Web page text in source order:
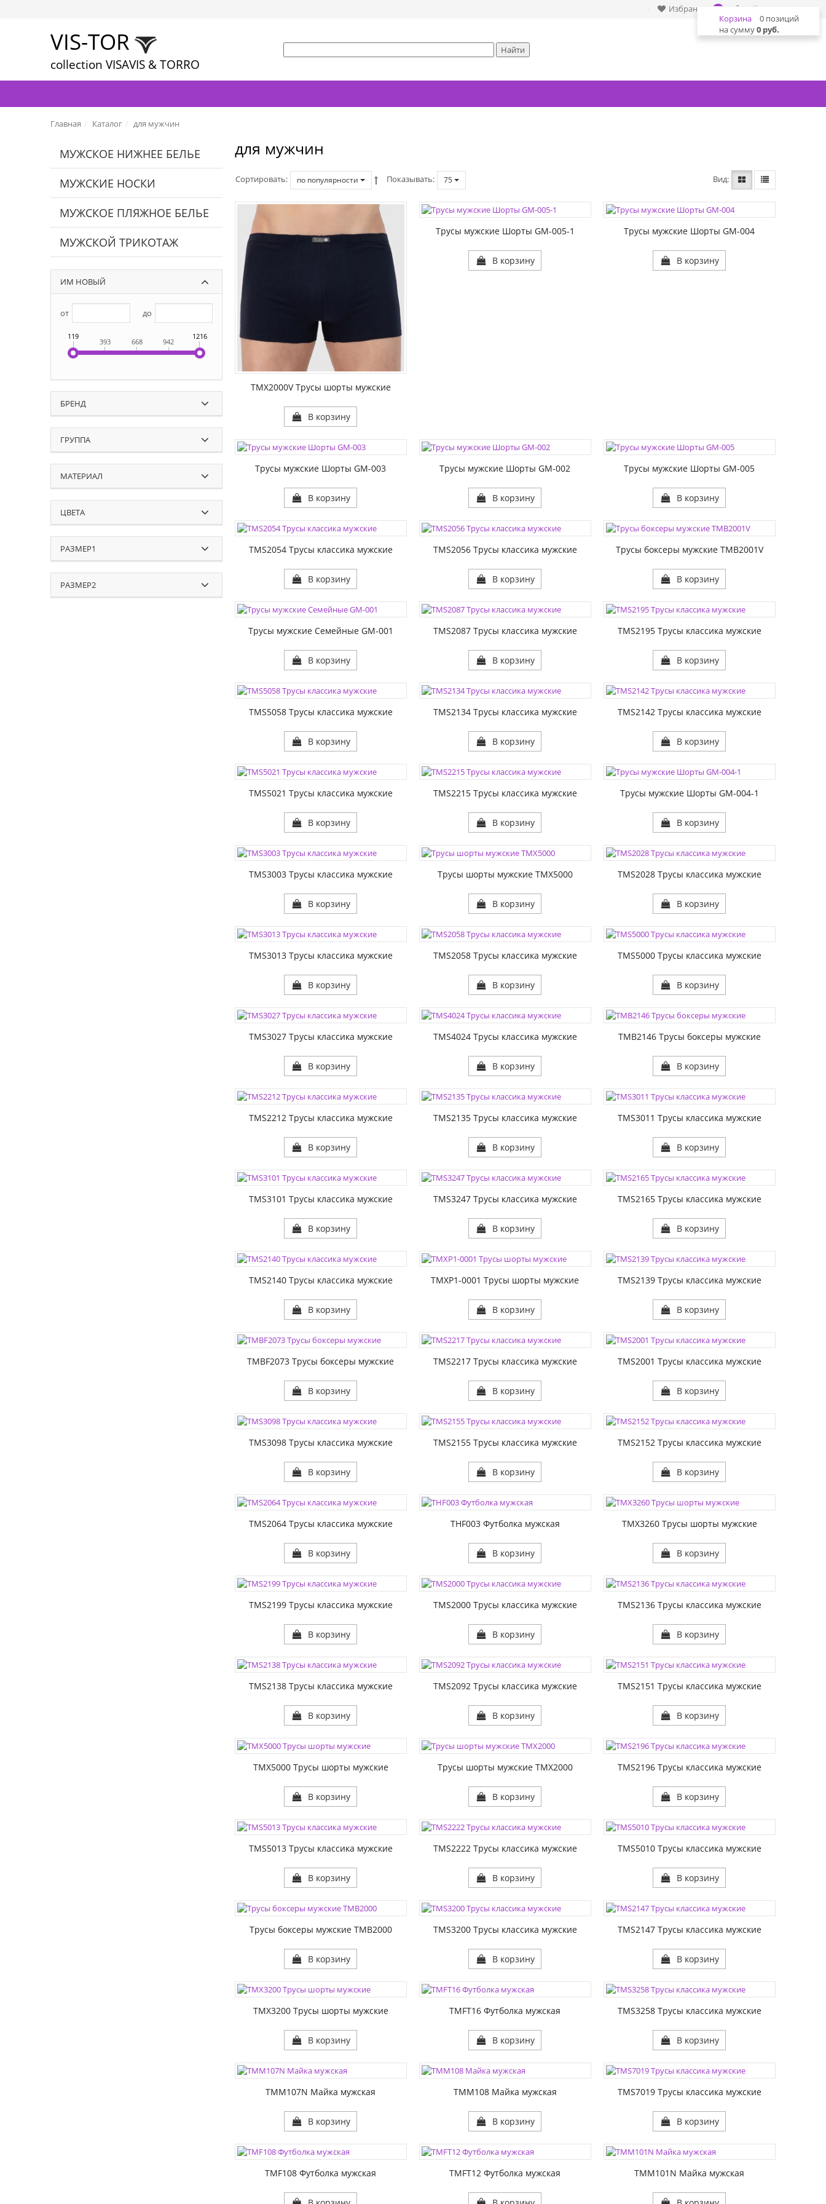
Войти
Избранное 0
VIS-TOR
collection VISAVIS & TORRO
Корзина
0 позиций
на сумму0 руб.
Главная Каталог для мужчин
для мужчин
МУЖСКОЕ НИЖНЕЕ БЕЛЬЕ
МУЖСКИЕ НОСКИ
МУЖСКОЕ ПЛЯЖНОЕ БЕЛЬЕ
МУЖСКОЙ ТРИКОТАЖ
ИМ НОВЫЙ
от до
119
393 668 942
1216
БРЕНД
ГРУППА
МАТЕРИАЛ
ЦВЕТА
РАЗМЕР1
РАЗМЕР2
Сортировать по популярности Показывать 75 Вид
TMX2000V Трусы шорты мужские
В корзину
РАЗМЕР1:
Трусы мужские Шорты GM-005-1
В корзину
РАЗМЕР1:
Трусы мужские Шорты GM-004
В корзину
РАЗМЕР1:
Трусы мужские Шорты GM-003
В корзину
РАЗМЕР1:
Трусы мужские Шорты GM-002
В корзину
РАЗМЕР1:
Трусы мужские Шорты GM-005
В корзину
РАЗМЕР1:
TMS2054 Трусы классика мужские
В корзину
РАЗМЕР1:
TMS2056 Трусы классика мужские
В корзину
РАЗМЕР1:
Трусы боксеры мужские TMB2001V
В корзину
РАЗМЕР1:
Трусы мужские Семейные GM-001
В корзину
РАЗМЕР1:
TMS2087 Трусы классика мужские
В корзину
РАЗМЕР1:
TMS2195 Трусы классика мужские
В корзину
РАЗМЕР1:
TMS5058 Трусы классика мужские
В корзину
РАЗМЕР1:
TMS2134 Трусы классика мужские
В корзину
РАЗМЕР1:
TMS2142 Трусы классика мужские
В корзину
РАЗМЕР1:
TMS5021 Трусы классика мужские
В корзину
РАЗМЕР1:
TMS2215 Трусы классика мужские
В корзину
РАЗМЕР1:
Трусы мужские Шорты GM-004-1
В корзину
РАЗМЕР1:
TMS3003 Трусы классика мужские
В корзину
РАЗМЕР1:
Трусы шорты мужские TMX5000
В корзину
РАЗМЕР1:
TMS2028 Трусы классика мужские
В корзину
РАЗМЕР1:
TMS3013 Трусы классика мужские
В корзину
РАЗМЕР1:
TMS2058 Трусы классика мужские
В корзину
РАЗМЕР1:
TMS5000 Трусы классика мужские
В корзину
РАЗМЕР1:
TMS3027 Трусы классика мужские
В корзину
РАЗМЕР1:
TMS4024 Трусы классика мужские
В корзину
РАЗМЕР1:
TMB2146 Трусы боксеры мужские
В корзину
РАЗМЕР1:
TMS2212 Трусы классика мужские
В корзину
РАЗМЕР1:
TMS2135 Трусы классика мужские
В корзину
РАЗМЕР1:
TMS3011 Трусы классика мужские
В корзину
РАЗМЕР1:
TMS3101 Трусы классика мужские
В корзину
РАЗМЕР1:
TMS3247 Трусы классика мужские
В корзину
РАЗМЕР1:
TMS2165 Трусы классика мужские
В корзину
РАЗМЕР1:
TMS2140 Трусы классика мужские
В корзину
РАЗМЕР1:
TMXP1-0001 Трусы шорты мужские
В корзину
РАЗМЕР1:
TMS2139 Трусы классика мужские
В корзину
РАЗМЕР1:
TMBF2073 Трусы боксеры мужские
В корзину
РАЗМЕР1:
TMS2217 Трусы классика мужские
В корзину
РАЗМЕР1:
TMS2001 Трусы классика мужские
В корзину
РАЗМЕР1:
TMS3098 Трусы классика мужские
В корзину
РАЗМЕР1:
TMS2155 Трусы классика мужские
В корзину
РАЗМЕР1:
TMS2152 Трусы классика мужские
В корзину
РАЗМЕР1:
TMS2064 Трусы классика мужские
В корзину
РАЗМЕР1:
THF003 Футболка мужская
В корзину
РАЗМЕР1:
TMX3260 Трусы шорты мужские
В корзину
РАЗМЕР1:
TMS2199 Трусы классика мужские
В корзину
РАЗМЕР1:
TMS2000 Трусы классика мужские
В корзину
РАЗМЕР1:
TMS2136 Трусы классика мужские
В корзину
РАЗМЕР1:
TMS2138 Трусы классика мужские
В корзину
РАЗМЕР1:
TMS2092 Трусы классика мужские
В корзину
РАЗМЕР1:
TMS2151 Трусы классика мужские
В корзину
РАЗМЕР1:
TMX5000 Трусы шорты мужские
В корзину
РАЗМЕР1:
Трусы шорты мужские TMX2000
В корзину
РАЗМЕР1:
TMS2196 Трусы классика мужские
В корзину
РАЗМЕР1:
TMS5013 Трусы классика мужские
В корзину
РАЗМЕР1:
TMS2222 Трусы классика мужские
В корзину
РАЗМЕР1:
TMS5010 Трусы классика мужские
В корзину
РАЗМЕР1:
Трусы боксеры мужские TMB2000
В корзину
РАЗМЕР1:
TMS3200 Трусы классика мужские
В корзину
РАЗМЕР1:
TMS2147 Трусы классика мужские
В корзину
РАЗМЕР1:
TMX3200 Трусы шорты мужские
В корзину
РАЗМЕР1:
TMFT16 Футболка мужская
В корзину
РАЗМЕР1:
TMS3258 Трусы классика мужские
В корзину
РАЗМЕР1:
TMM107N Майка мужская
В корзину
РАЗМЕР1:
TMM108 Майка мужская
В корзину
РАЗМЕР1:
TMS7019 Трусы классика мужские
В корзину
РАЗМЕР1:
TMF108 Футболка мужская
РАЗМЕР1:
TMFT12 Футболка мужская
РАЗМЕР1:
TMM101N Майка мужская